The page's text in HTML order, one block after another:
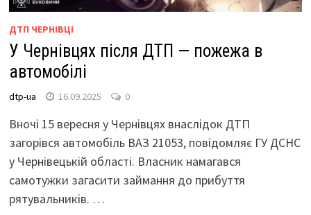
ДТП ЧЕРНІВЦІ
У Чернівцях після ДТП — пожежа в
автомобілі
dtp-ua 16.09.2025 0
Вночі 15 вересня у Чернівцях внаслідок ДТП
загорівся автомобіль ВАЗ 21053, повідомляє ГУ ДСНС
у Чернівецькій області. Власник намагався
самотужки загасити займання до прибуття
рятувальників. …